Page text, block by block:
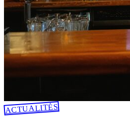
ACTUALITÉS